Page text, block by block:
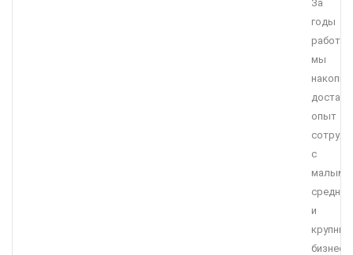
За
годы
работы
мы
опыт
с
малым,
средним
и
крупным